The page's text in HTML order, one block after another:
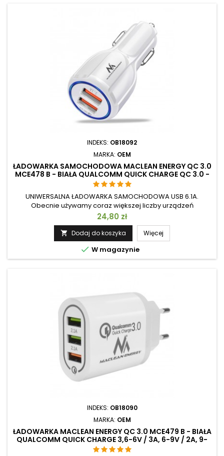
INDEKS: OB18092
MARKA: OEM
ŁADOWARKA SAMOCHODOWA MACLEAN ENERGY QC 3.0
MCE478 B - BIAŁA QUALCOMM QUICK CHARGE QC 3.0 -
5V / 3A, 9V / 1.8A, 12V / 1.6A
UNIWERSALNA ŁADOWARKA SAMOCHODOWA USB 6.1A.
Obecnie używamy coraz większej liczby urządzeń
wymagających energii podczas podróży samochodem.
Maclean MCE478 wychodzi naprzeciw tym oczekiwaniom i
wprowadza nowy model ładowarki samochodowej o łącznej
mocy wyjściowej 6,1 A. Produkt cechuje przede wszystkim
szybkość ładowania, wielofunkcyjność, bezpieczeństwo...
Cena
24,80 zł
 Dodaj do koszyka Więcej
 W magazynie
INDEKS: OB18090
MARKA: OEM
ŁADOWARKA MACLEAN ENERGY QC 3.0 MCE479 B - BIAŁA
QUALCOMM QUICK CHARGE 3,6-6V / 3A, 6-9V / 2A, 9-
12V / 1,5A